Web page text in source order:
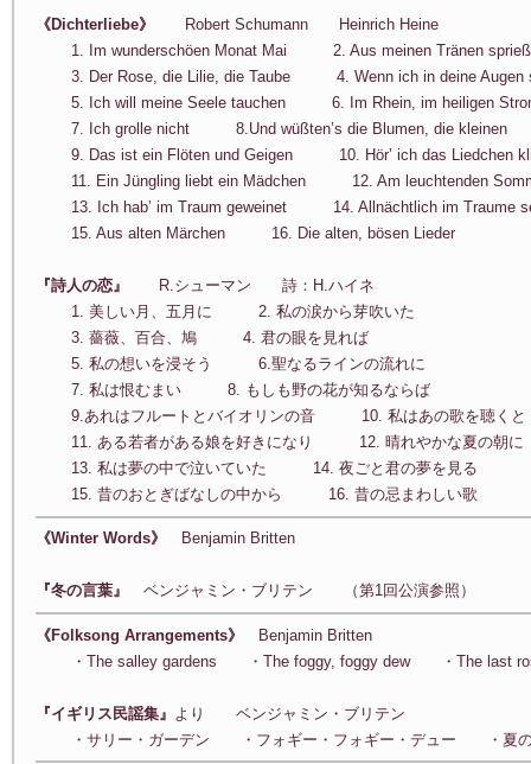
《Dichterliebe》
Robert Schumann Heinrich Heine
1. Im wunderschöen Monat Mai 2. Aus meinen Tränen
3. Der Rose, die Lilie, die Taube 4. Wenn ich in deine Augen
5. Ich will meine Seele tauchen 6. Im Rhein, im heiligen
7. Ich grolle nicht 8.Und wüßten’s die Blumen, die kleinen
9. Das ist ein Flöten und Geigen 10. Hör’ ich das Liedchen
11. Ein Jüngling liebt ein Mädchen 12. Am leuchtenden
13. Ich hab’ im Traum geweinet 14. Allnächtlich im Traume
15. Aus alten Märchen 16. Die alten, bösen Lieder
『詩人の恋』
R.シューマン 詩：H.ハイネ
1. 美しい月、五月に 2. 私の涙から芽吹いた
3. 薔薇、百合、鳩 4. 君の眼を見れば
5. 私の想いを浸そう 6.聖なるラインの流れに
7. 私は恨むまい 8. もしも野の花が知るならば
9.あれはフルートとバイオリンの音 10. 私はあの歌を聴くと
11. ある若者がある娘を好きになり 12. 晴れやかな夏の朝に
13. 私は夢の中で泣いていた 14. 夜ごと君の夢を見る
15. 昔のおとぎばなしの中から 16. 昔の忌まわしい歌
《Winter Words》 Benjamin Britten
『冬の言葉』 ベンジャミン・ブリテン （第1回公演参照）
《Folksong Arrangements》 Benjamin Britten
・The salley gardens ・The foggy, foggy dew ・The last
『イギリス民謡集』 より ベンジャミン・ブリテン
・サリー・ガーデン ・フォギー・フォギー・デュー ・夏の